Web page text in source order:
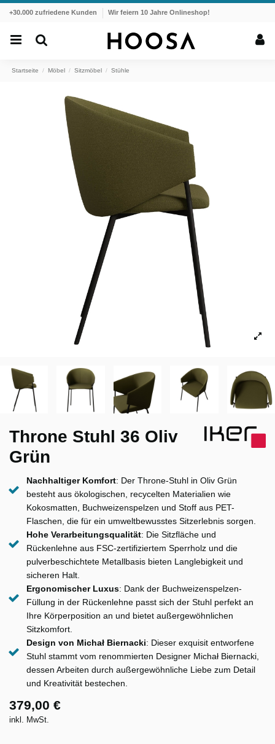
+30.000 zufriedene Kunden Wir feiern 10 Jahre Onlineshop!
Startseite Möbel Sitzmöbel Stühle
Throne Stuhl 36 Oliv
Grün
Nachhaltiger Komfort: Der Throne-Stuhl in Oliv Grün
besteht aus ökologischen, recycelten Materialien wie
Kokosmatten, Buchweizenspelzen und Stoff aus PET-
Flaschen, die für ein umweltbewusstes Sitzerlebnis sorgen.
Hohe Verarbeitungsqualität: Die Sitzfläche und
Rückenlehne aus FSC-zertifiziertem Sperrholz und die
pulverbeschichtete Metallbasis bieten Langlebigkeit und
sicheren Halt.
Ergonomischer Luxus: Dank der Buchweizenspelzen-
Füllung in der Rückenlehne passt sich der Stuhl perfekt an
Ihre Körperposition an und bietet außergewöhnlichen
Sitzkomfort.
Design von Michał Biernacki: Dieser exquisit entworfene
Stuhl stammt vom renommierten Designer Michał Biernacki,
dessen Arbeiten durch außergewöhnliche Liebe zum Detail
und Kreativität bestechen.
379,00 €
inkl. MwSt.